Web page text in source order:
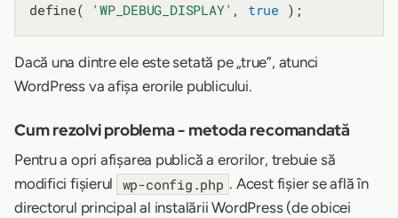
define(
'WP_DEBUG_DISPLAY' , true
Dacă una dintre ele este setată pe „true”, atunci
WordPress va afișa erorile publicului.
Cum rezolvi problema - metoda recomandată
Pentru a opri afișarea publică a erorilor, trebuie să
modifici fișierul
wp-config.php . Acest fișier se află în
directorul principal al instalării WordPress (de obicei